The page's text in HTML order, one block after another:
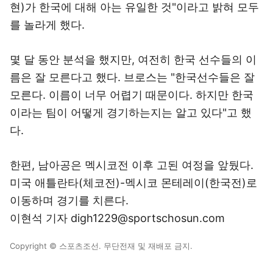
현)가 한국에 대해 아는 유일한 것"이라고 밝혀 모두
를 놀라게 했다.
몇 달 동안 분석을 했지만, 여전히 한국 선수들의 이
름은 잘 모른다고 했다. 브로스는 "한국선수들은 잘
모른다. 이름이 너무 어렵기 때문이다. 하지만 한국
이라는 팀이 어떻게 경기하는지는 알고 있다"고 했
다.
한편, 남아공은 멕시코전 이후 고된 여정을 앞뒀다.
미국 애틀란타(체코전)-멕시코 몬테레이(한국전)로
이동하며 경기를 치른다.
이현석 기자 digh1229@sportschosun.com
Copyright © 스포츠조선. 무단전재 및 재배포 금지.